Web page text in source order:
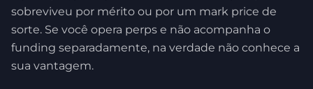
sobreviveu por mérito ou por um mark price de
sorte. Se você opera perps e não acompanha o
funding separadamente, na verdade não conhece a
sua vantagem.